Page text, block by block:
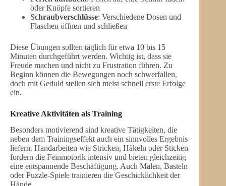
oder Knöpfe sortieren
Schraubverschlüsse: Verschiedene Dosen und
Flaschen öffnen und schließen
Diese Übungen sollten täglich für etwa 10 bis 15
Minuten durchgeführt werden. Wichtig ist, dass sie
Freude machen und nicht zu Frustration führen. Zu
Beginn können die Bewegungen noch schwerfallen,
doch mit Geduld stellen sich meist schnell erste Erfolge
ein.
Kreative Aktivitäten als Training
Besonders motivierend sind kreative Tätigkeiten, die
neben dem Trainingseffekt auch ein sinnvolles Ergebnis
liefern. Handarbeiten wie Stricken, Häkeln oder Sticken
fordern die Feinmotorik intensiv und bieten gleichzeitig
eine entspannende Beschäftigung. Auch Malen, Basteln
oder Puzzle-Spiele trainieren die Geschicklichkeit der